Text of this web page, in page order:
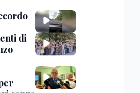
di